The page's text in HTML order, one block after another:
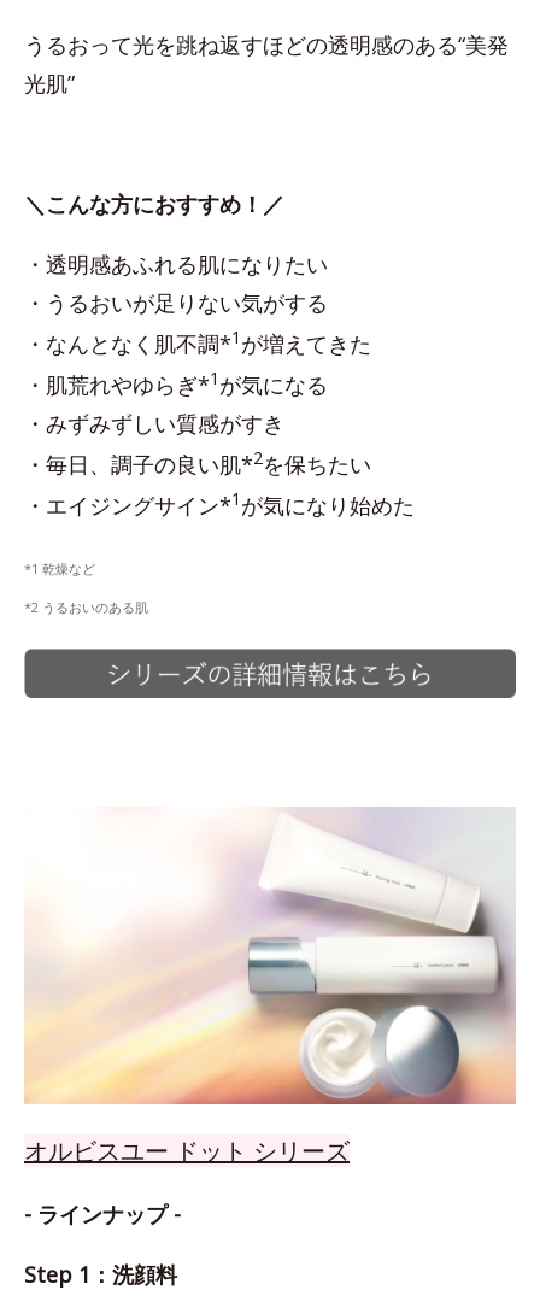
うるおって光を跳ね返すほどの透明感のある“美発
光肌”
＼こんな方におすすめ！／
・透明感あふれる肌になりたい
・うるおいが足りない気がする
・なんとなく肌不調*1 が増えてきた
・肌荒れやゆらぎ*1 が気になる
・みずみずしい質感がすき
・毎日、調子の良い肌*2を保ちたい
・エイジングサイン*1 が気になり始めた
*1 乾燥など
*2 うるおいのある肌
オルビスユー ドット シリーズ
- ラインナップ -
Step 1：洗顔料